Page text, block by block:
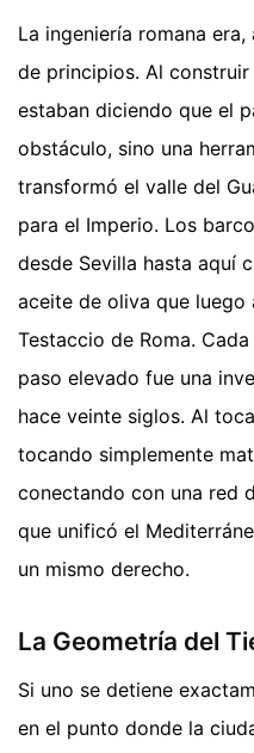
La ingeniería romana
de principios. Al
estaban diciendo que el
obstáculo, sino una
transformó el valle del
para el Imperio. Los
desde Sevilla hasta aquí
aceite de oliva que luego
Testaccio de Roma.
paso elevado fue una
hace veinte siglos. Al
tocando simplemente
conectando con una red
que unificó el
un mismo derecho.
La Geometría del
Si uno se detiene
en el punto donde la